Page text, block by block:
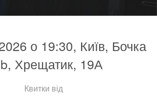
о 19:30, Київ, Бочка
Хрещатик, 19А
Квитки від